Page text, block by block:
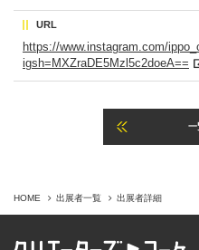
URL
https://www.instagram.com/
igsh=MXZraDE5Mzl5c2doeA==
一
HOME 出展者一覧 出展者詳細